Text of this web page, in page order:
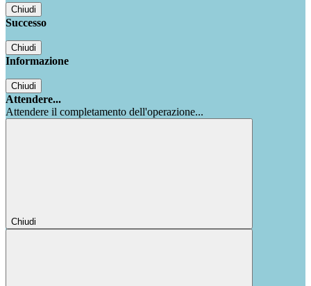
Chiudi
Successo
Chiudi
Informazione
Chiudi
Attendere...
Attendere il completamento dell'operazione...
Chiudi